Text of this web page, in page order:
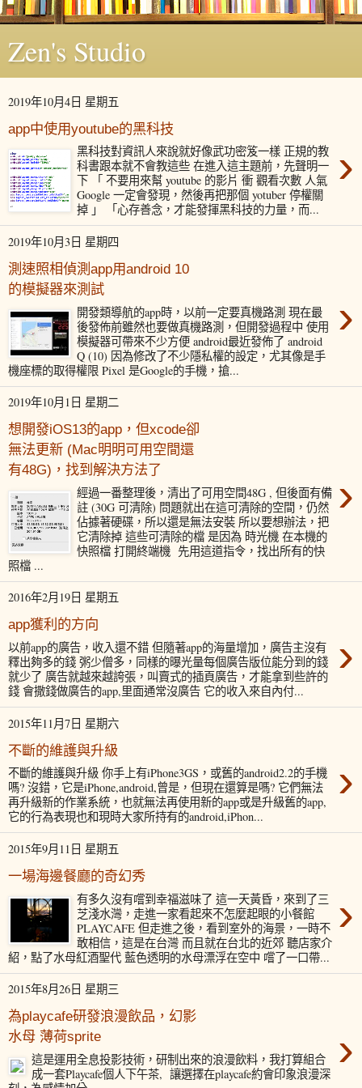
Zen's Studio
2019年10月4日 星期五
app中使用youtube的黑科技
›
黑科技對資訊人來說就好像武功密笈一樣 正規的教
科書跟本就不會教這些 在進入這主題前，先聲明一
下 「 不要用來幫 youtube 的影片 衝 觀看次數 人氣
Google 一定會發現，然後再把那個 yotuber 停權關
掉 」 「心存善念，才能發揮黑科技的力量，而...
2019年10月3日 星期四
測速照相偵測app用android 10
的模擬器來測試
›
開發類導航的app時，以前一定要真機路測 現在最
後發佈前雖然也要做真機路測，但開發過程中 使用
模擬器可帶來不少方便 android最近發佈了 android
Q (10) 因為修改了不少隱私權的設定，尤其像是手
機座標的取得權限 Pixel 是Google的手機，搶...
2019年10月1日 星期二
想開發iOS13的app，但xcode卻
無法更新 (Mac明明可用空間還
有48G)，找到解決方法了
›
經過一番整理後，清出了可用空間48G , 但後面有備
註 (30G 可清除) 問題就出在這可清除的空間，仍然
佔據著硬碟，所以還是無法安裝 所以要想辦法，把
它清除掉 這些可清除的檔 是因為 時光機 在本機的
快照檔 打開終端機 先用這道指令，找出所有的快
照檔 ...
2016年2月19日 星期五
app獲利的方向
›
以前app的廣告，收入還不錯 但隨著app的海量增加，廣告主沒有
釋出夠多的錢 粥少僧多，同樣的曝光量每個廣告版位能分到的錢
就少了 廣告就越來越誇張，叫賣式的插頁廣告，才能拿到些許的
錢 會撒錢做廣告的app,里面通常沒廣告 它的收入來自內付...
2015年11月7日 星期六
不斷的維護與升級
›
不斷的維護與升級 你手上有iPhone3GS，或舊的android2.2的手機
嗎? 沒錯，它是iPhone,android,曾是，但現在還算是嗎? 它們無法
再升級新的作業系統，也就無法再使用新的app或是升級舊的app,
它的行為表現也和現時大家所持有的android,iPhon...
2015年9月11日 星期五
一場海邊餐廳的奇幻秀
›
有多久沒有嚐到幸福滋味了 這一天黃昏，來到了三
芝淺水灣，走進一家看起來不怎麼起眼的小餐館
PLAYCAFE 但走進之後，看到室外的海景，一時不
敢相信，這是在台灣 而且就在台北的近郊 聽店家介
紹，點了水母紅酒聖代 藍色透明的水母漂浮在空中 嚐了一口帶...
2015年8月26日 星期三
為playcafe研發浪漫飲品，幻影
水母 薄荷sprite
›
這是運用全息投影技術，研制出來的浪漫飲料，我打算組合
成一套Playcafe個人下午茶, 讓選擇在playcafe約會印象浪漫深